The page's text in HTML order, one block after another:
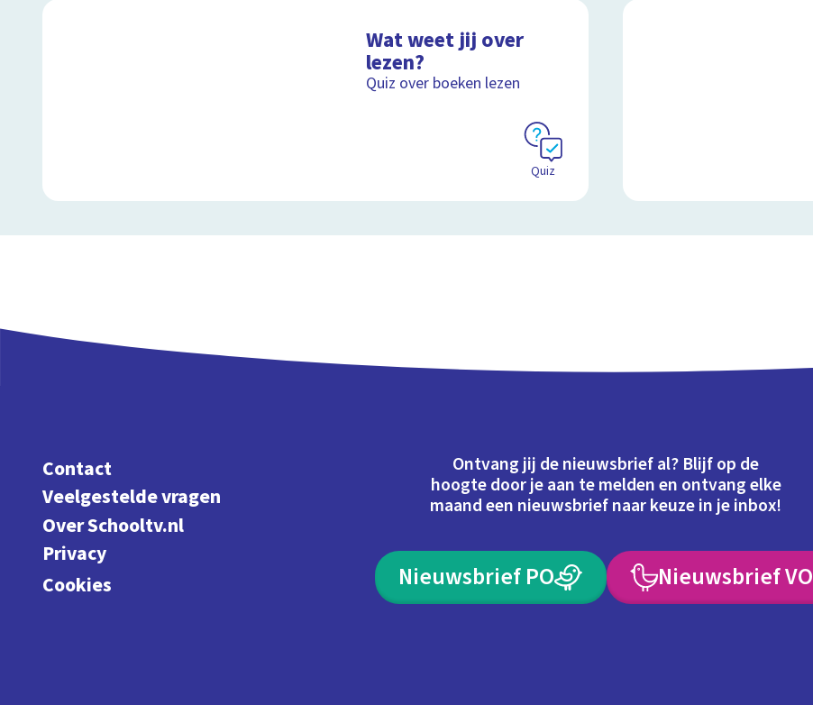
Wat weet jij over
lezen?
Quiz over boeken lezen
Quiz
Contact
Veelgestelde vragen
Over Schooltv.nl
Privacy
Cookies
Ontvang jij de nieuwsbrief al? Blijf op de
hoogte door je aan te melden en ontvang elke
maand een nieuwsbrief naar keuze in je inbox!
Nieuwsbrief PO Nieuwsbrief VO